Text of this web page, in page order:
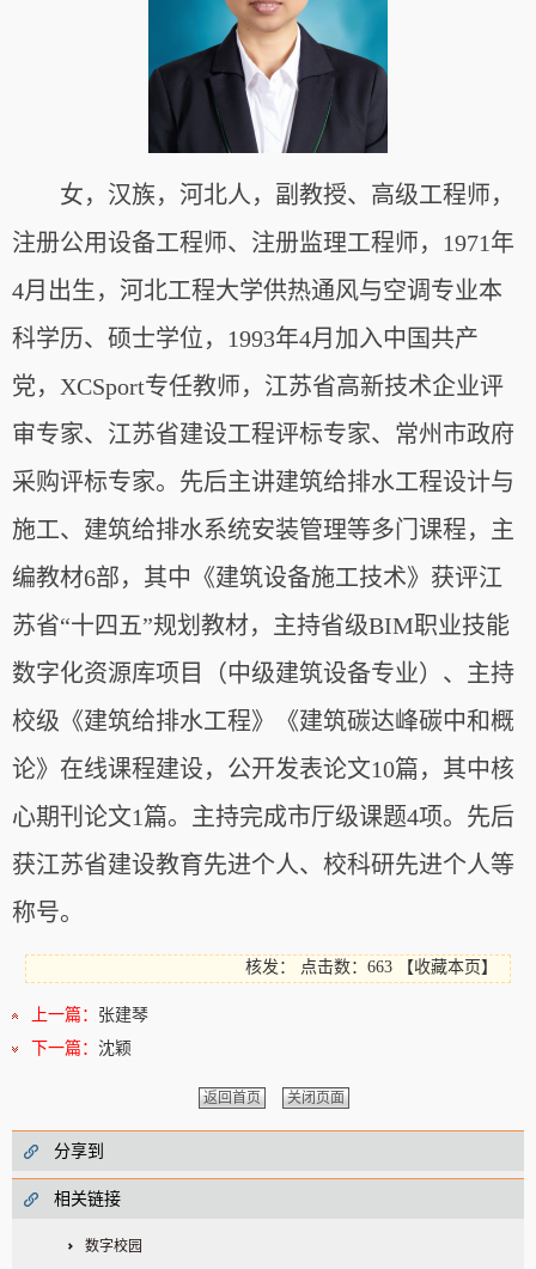
女，汉族，河北人，副教授、高级工程师，
注册公用设备工程师、注册监理工程师，1971年
4月出生，河北工程大学供热通风与空调专业本
科学历、硕士学位，1993年4月加入中国共产
党，XCSport专任教师，江苏省高新技术企业评
审专家、江苏省建设工程评标专家、常州市政府
采购评标专家。先后主讲建筑给排水工程设计与
施工、建筑给排水系统安装管理等多门课程，主
编教材6部，其中《建筑设备施工技术》获评江
苏省“十四五”规划教材，主持省级BIM职业技能
数字化资源库项目（中级建筑设备专业）、主持
校级《建筑给排水工程》《建筑碳达峰碳中和概
论》在线课程建设，公开发表论文10篇，其中核
心期刊论文1篇。主持完成市厅级课题4项。先后
获江苏省建设教育先进个人、校科研先进个人等
称号。
核发： 点击数：663 【收藏本页 】
上一篇： 张建琴
下一篇： 沈颖
返回首页 关闭页面
分享到
相关链接
数字校园